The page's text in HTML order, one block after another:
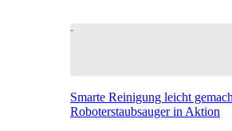
Smarte Reinigung leicht
Roboterstaubsauger in Aktion